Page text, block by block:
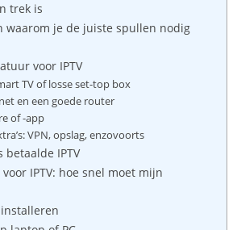
trek is
waarom je de juiste spullen nodig
voor IPTV
TV of losse set-top box
en een goede router
of -app
VPN, opslag, enzovoorts
betaalde IPTV
IPTV: hoe snel moet mijn
installeren